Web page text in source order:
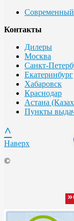
Современный
Контакты
Дилеры
Москва
Санкт-
Екатеринбург
Хабаровск
Краснодар
Астана
Пункты
^
Наверх
©